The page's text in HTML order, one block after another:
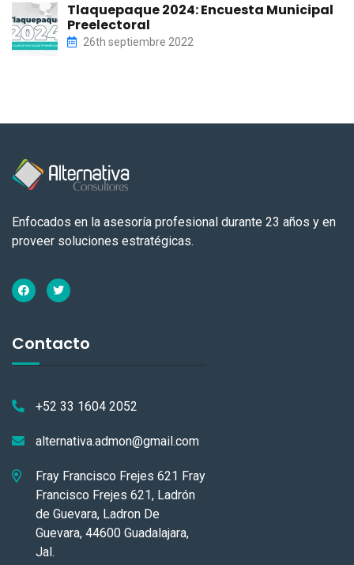
Tlaquepaque 2024: Encuesta Municipal
Preelectoral
26th septiembre 2022
Enfocados en la asesoría profesional durante 23 años y en
proveer soluciones estratégicas.
Contacto
+52 33 1604 2052
alternativa.admon@gmail.com
Fray Francisco Frejes 621 Fray
Francisco Frejes 621, Ladrón
de Guevara, Ladron De
Guevara, 44600 Guadalajara,
Jal.